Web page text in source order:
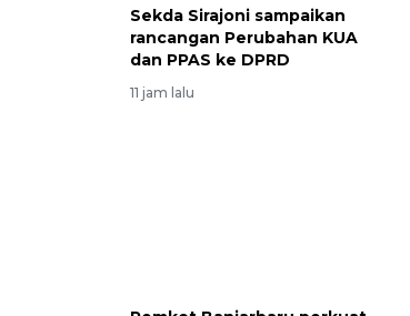
Sekda Sirajoni sampaikan
rancangan Perubahan KUA
dan PPAS ke DPRD
11 jam lalu